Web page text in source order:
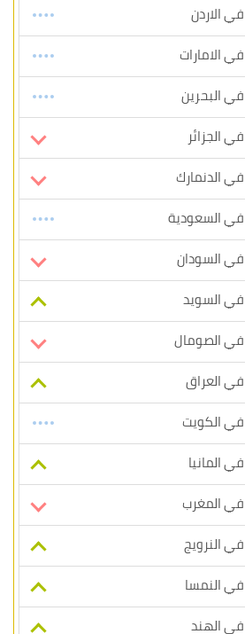
الاردن
الامارات
البحرين
الجزائر
الدنمارك
السعودية
السودان
السويد
الصومال
العراق
الكويت
المانيا
المغرب
النرويج
النمسا
الهند